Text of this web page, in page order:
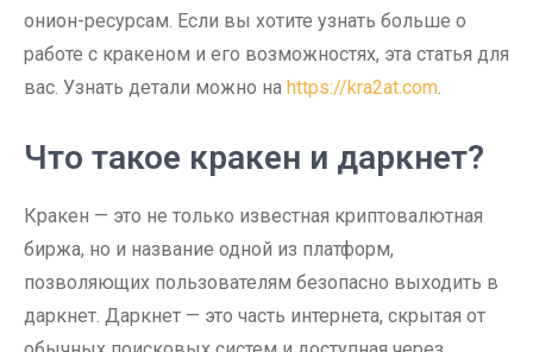
онион-ресурсам. Если вы хотите узнать больше о
работе с кракеном и его возможностях, эта статья для
вас. Узнать детали можно на https://kra2at.com.
Что такое кракен и даркнет?
Кракен — это не только известная криптовалютная
биржа, но и название одной из платформ,
позволяющих пользователям безопасно выходить в
даркнет. Даркнет — это часть интернета, скрытая от